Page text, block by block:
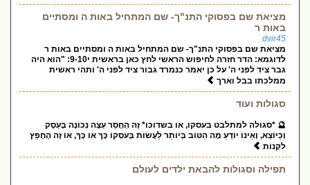
מציאת שם בפסוקי התנ"ך- שם המתחיל באות ה ומסתיים
באות ר
dvir45
מציאת שם בפסוקי התנ"ך- שם המתחיל באות ה ומסתיים באות ר
לדוגמא: הדר חזרה לחיפוש הראשי לחץ כאן בראשית י9-10: "הוא היה
גבר ציד לפני ה' על כן יאמר כנמרד גבור ציד לפני ה' ותהי ראשית
ממלכתו בבל וארך
סגולות ועוד
🔮 *סגולה למתלבט בעסקו, או בשדוכו* זֶה הַחֲסַר עֵצָה נְכוֹנָה בָּעֵסֶק
וְכַיּוֹצֵא, וְאֵינוֹ יוֹדֵעַ מָה הַטּוֹב בְּיוֹתֵר לַעֲשׂוֹת בְּעִסְקוֹ כָּךְ אוֹ כָּךְ, אוֹ זֶה הֶחָפֵץ
לִקְנוֹת
תפילה וסגולות להבאת ילדים לעולם